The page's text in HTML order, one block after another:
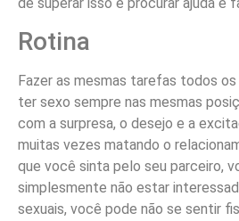
Rotina
Fazer as mesmas tarefas todos
ter sexo sempre nas mesmas
com a surpresa, o desejo e a
muitas vezes matando o
que você sinta pelo seu parceiro,
simplesmente não estar
sexuais, você pode não se sentir